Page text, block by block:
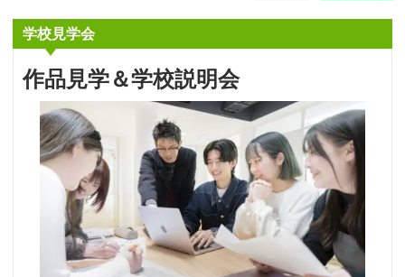
学校見学会
作品見学＆学校説明会